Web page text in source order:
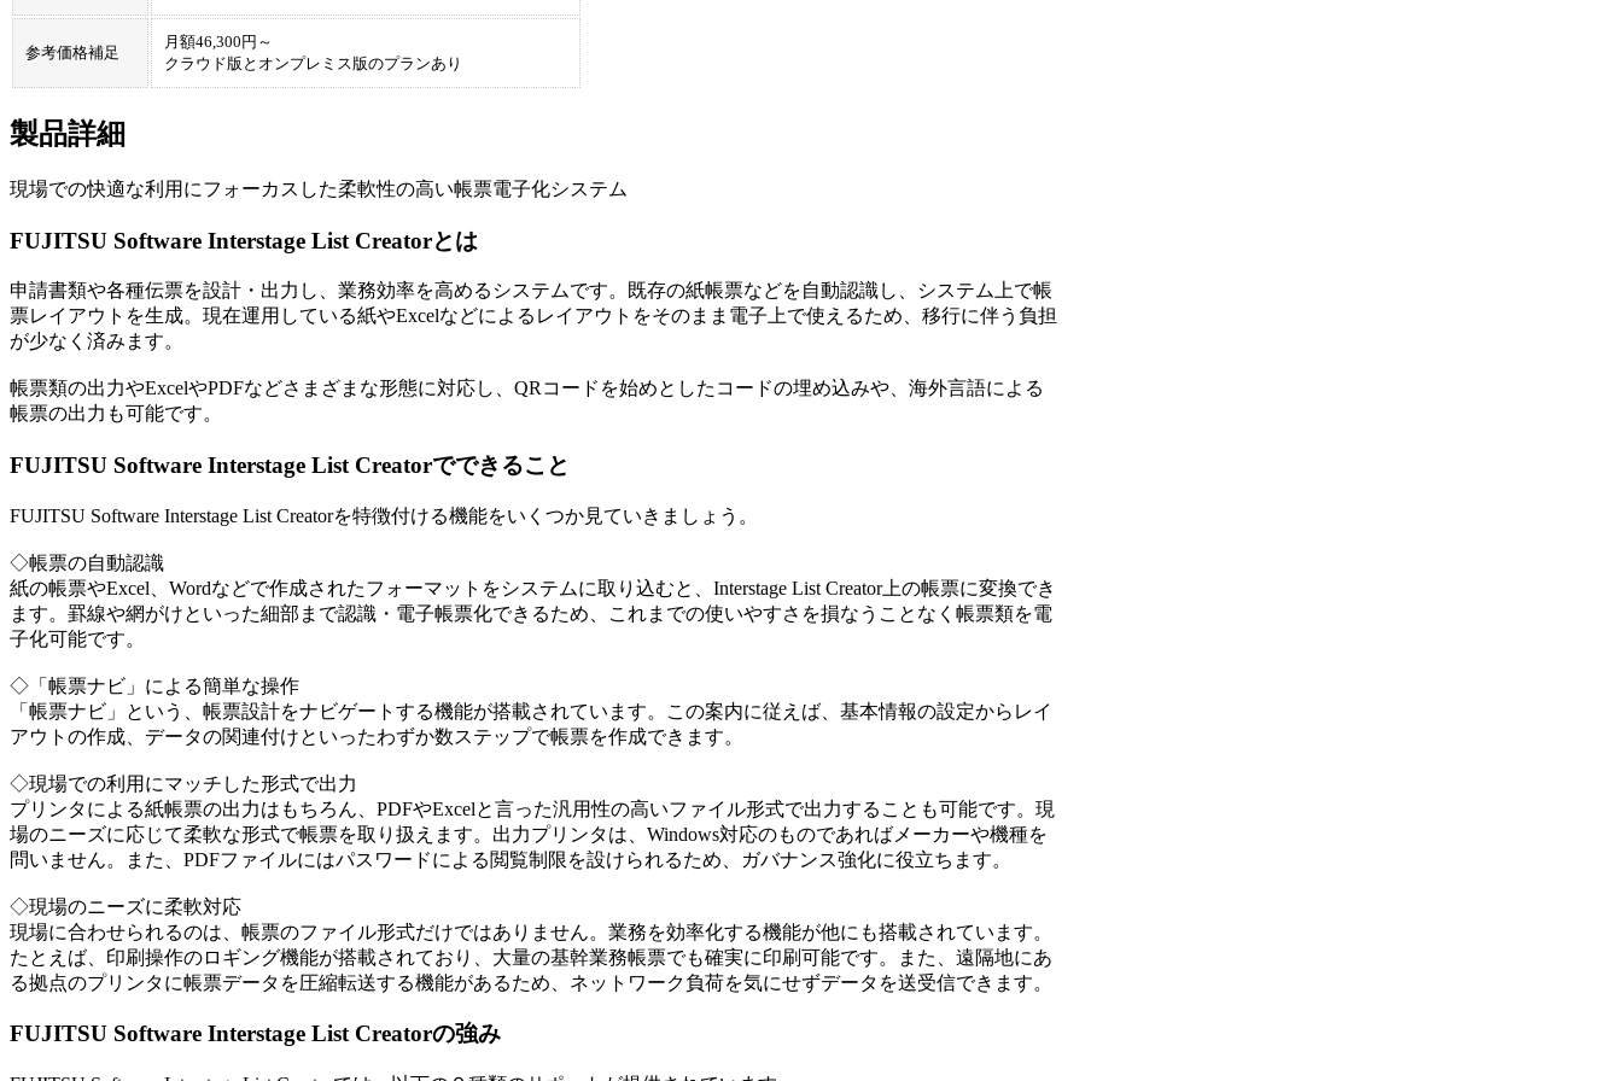
参考価格補足
月額46,300円～
クラウド版とオンプレミス版のプランあり
製品詳細
現場での快適な利用にフォーカスした柔軟性の高い帳票電子化システム
FUJITSU Software Interstage List Creatorとは
申請書類や各種伝票を設計・出力し、業務効率を高めるシステムです。既存の紙帳票などを自動認識し、システム上で帳
票レイアウトを生成。現在運用している紙やExcelなどによるレイアウトをそのまま電子上で使えるため、移行に伴う負担
が少なく済みます。
帳票類の出力やExcelやPDFなどさまざまな形態に対応し、QRコードを始めとしたコードの埋め込みや、海外言語による
帳票の出力も可能です。
FUJITSU Software Interstage List Creatorでできること
FUJITSU Software Interstage List Creatorを特徴付ける機能をいくつか見ていきましょう。
◇帳票の自動認識
紙の帳票やExcel、Wordなどで作成されたフォーマットをシステムに取り込むと、Interstage List Creator上の帳票に変換でき
ます。罫線や網がけといった細部まで認識・電子帳票化できるため、これまでの使いやすさを損なうことなく帳票類を電
子化可能です。
◇「帳票ナビ」による簡単な操作
「帳票ナビ」という、帳票設計をナビゲートする機能が搭載されています。この案内に従えば、基本情報の設定からレイ
アウトの作成、データの関連付けといったわずか数ステップで帳票を作成できます。
◇現場での利用にマッチした形式で出力
プリンタによる紙帳票の出力はもちろん、PDFやExcelと言った汎用性の高いファイル形式で出力することも可能です。現
場のニーズに応じて柔軟な形式で帳票を取り扱えます。出力プリンタは、Windows対応のものであればメーカーや機種を
問いません。また、PDFファイルにはパスワードによる閲覧制限を設けられるため、ガバナンス強化に役立ちます。
◇現場のニーズに柔軟対応
現場に合わせられるのは、帳票のファイル形式だけではありません。業務を効率化する機能が他にも搭載されています。
たとえば、印刷操作のロギング機能が搭載されており、大量の基幹業務帳票でも確実に印刷可能です。また、遠隔地にあ
る拠点のプリンタに帳票データを圧縮転送する機能があるため、ネットワーク負荷を気にせずデータを送受信できます。
FUJITSU Software Interstage List Creatorの強み